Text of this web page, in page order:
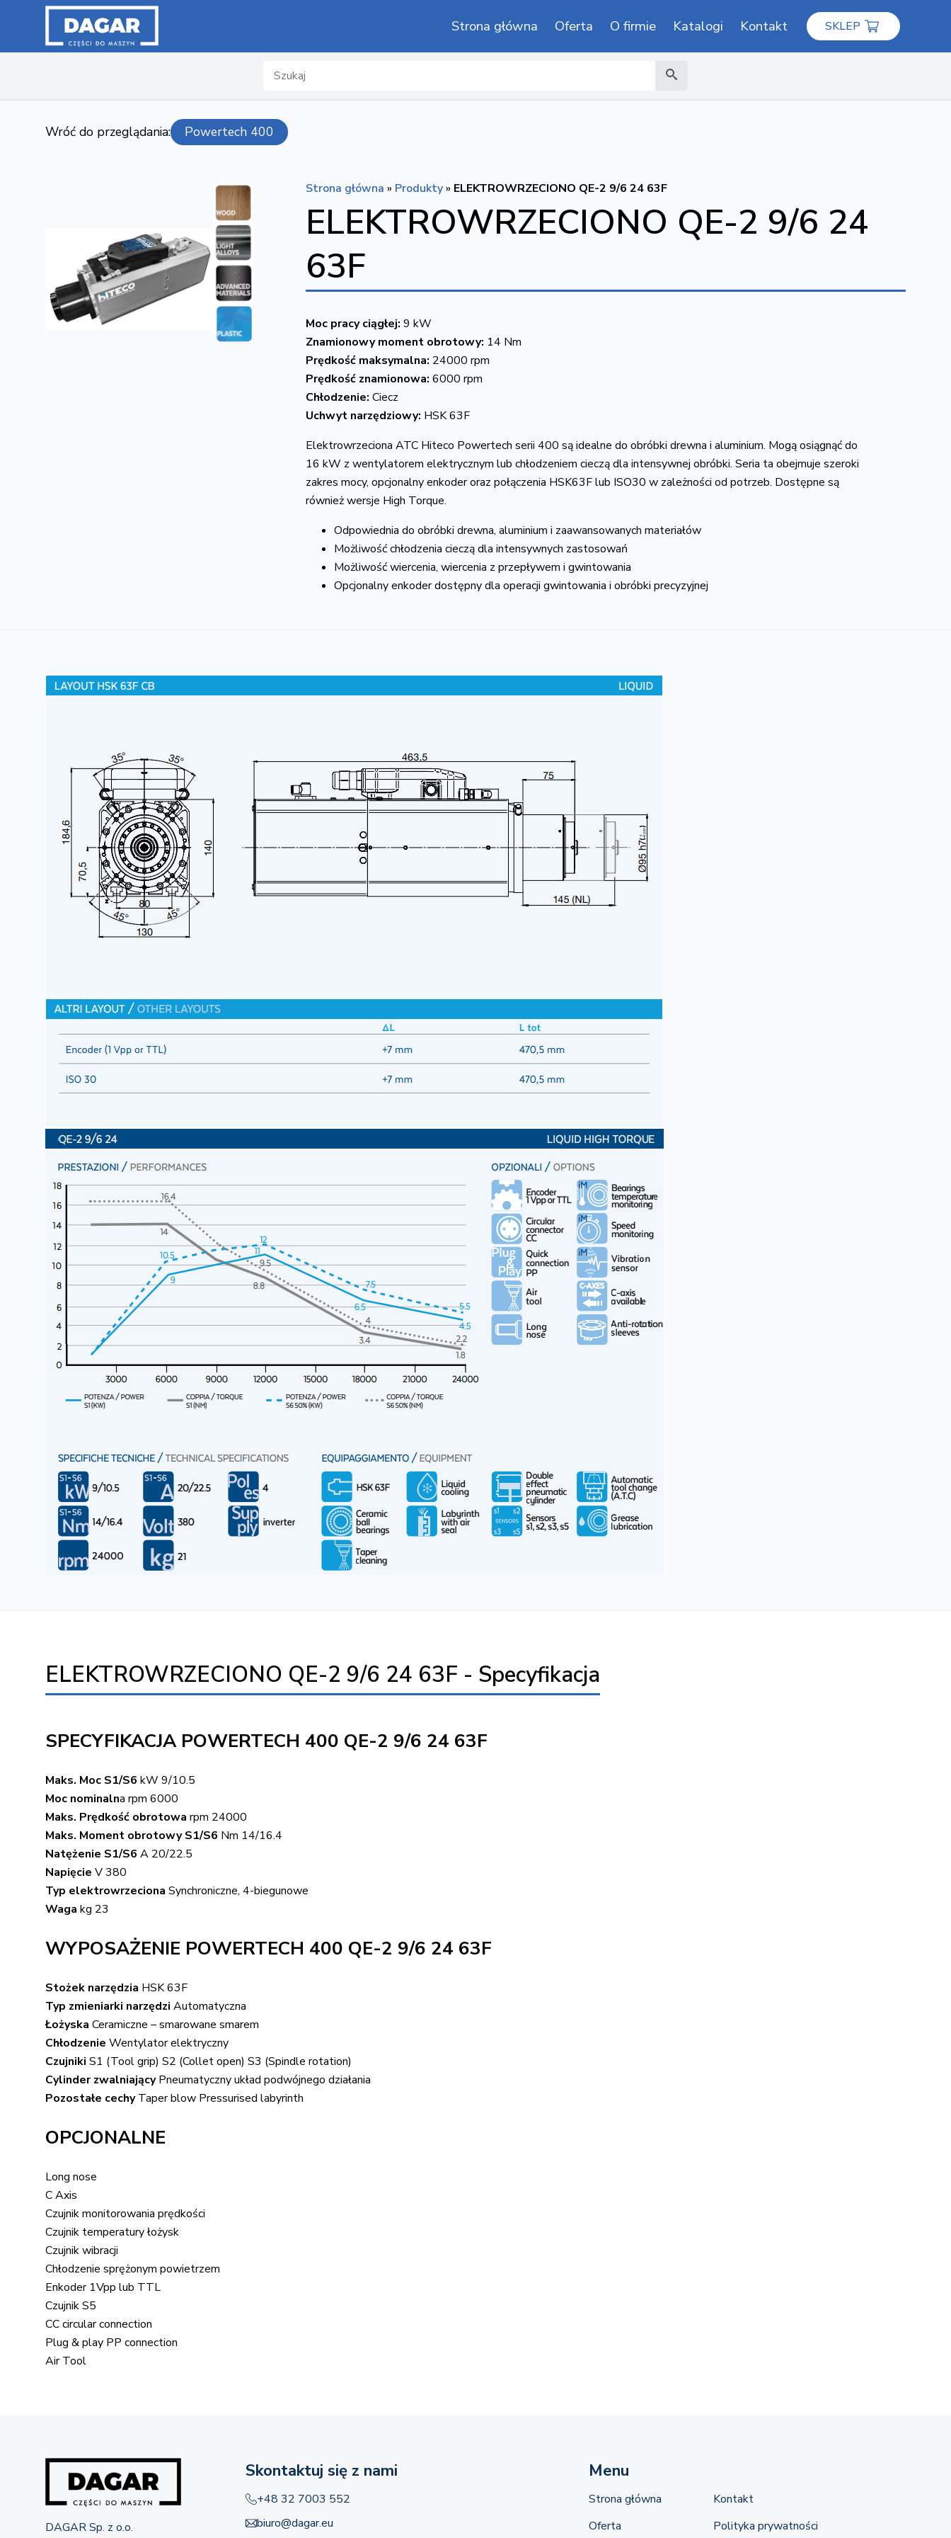
Strona główna Oferta O firmie Katalogi Kontakt SKLEP
Search
Wróć do przeglądania: Powertech 400
Strona główna » Produkty» ELEKTROWRZECIONO QE-2 9/6 24 63F
ELEKTROWRZECIONO QE-2 9/6 24
63F
Moc pracy ciągłej: 9 kW
Znamionowy moment obrotowy: 14 Nm
Prędkość maksymalna: 24000 rpm
Prędkość znamionowa: 6000 rpm
Chłodzenie: Ciecz
Uchwyt narzędziowy: HSK 63F
Elektrowrzeciona ATC Hiteco Powertech serii 400 są idealne do obróbki drewna i aluminium. Mogą osiągnąć do
16 kW z wentylatorem elektrycznym lub chłodzeniem cieczą dla intensywnej obróbki. Seria ta obejmuje szeroki
zakres mocy, opcjonalny enkoder oraz połączenia HSK63F lub ISO30 w zależności od potrzeb. Dostępne są
również wersje High Torque.
Odpowiednia do obróbki drewna, aluminium i zaawansowanych materiałów
Możliwość chłodzenia cieczą dla intensywnych zastosowań
Możliwość wiercenia, wiercenia z przepływem i gwintowania
Opcjonalny enkoder dostępny dla operacji gwintowania i obróbki precyzyjnej
ELEKTROWRZECIONO QE-2 9/6 24 63F - Specyfikacja
SPECYFIKACJA POWERTECH 400 QE-2 9/6 24 63F
Maks. Moc S1/S6 kW 9/10.5
Moc nominalna rpm 6000
Maks. Prędkość obrotowa rpm 24000
Maks. Moment obrotowy S1/S6 Nm 14/16.4
Natężenie S1/S6 A 20/22.5
Napięcie V 380
Typ elektrowrzeciona Synchroniczne, 4-biegunowe
Waga kg 23
WYPOSAŻENIE POWERTECH 400 QE-2 9/6 24 63F
Stożek narzędzia HSK 63F
Typ zmieniarki narzędzi Automatyczna
Łożyska Ceramiczne – smarowane smarem
Chłodzenie Wentylator elektryczny
Czujniki S1 (Tool grip) S2 (Collet open) S3 (Spindle rotation)
Cylinder zwalniającyPneumatyczny układ podwójnego działania
Pozostałe cechyTaper blow Pressurised labyrinth
OPCJONALNE
Long nose
C Axis
Czujnik monitorowania prędkości
Czujnik temperatury łożysk
Czujnik wibracji
Chłodzenie sprężonym powietrzem
Enkoder 1Vpp lub TTL
Czujnik S5
CC circular connection
Plug & play PP connection
Air Tool
DAGAR Sp. z o.o.
Skontaktuj się z nami
+48 32 7003 552
biuro@dagar.eu
Menu
Strona główna
Oferta
Kontakt
Polityka prywatności